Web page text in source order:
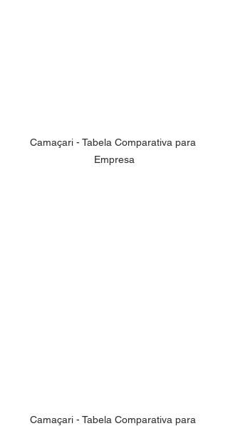
Camaçari - Tabela Comparativa para
Empresa
Camaçari - Tabela Comparativa para